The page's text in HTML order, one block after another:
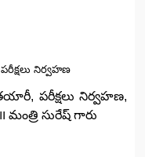
నిర్వహణ
పరీక్షలు నిర్వహణ,
మంత్రి సురేష్ గారు